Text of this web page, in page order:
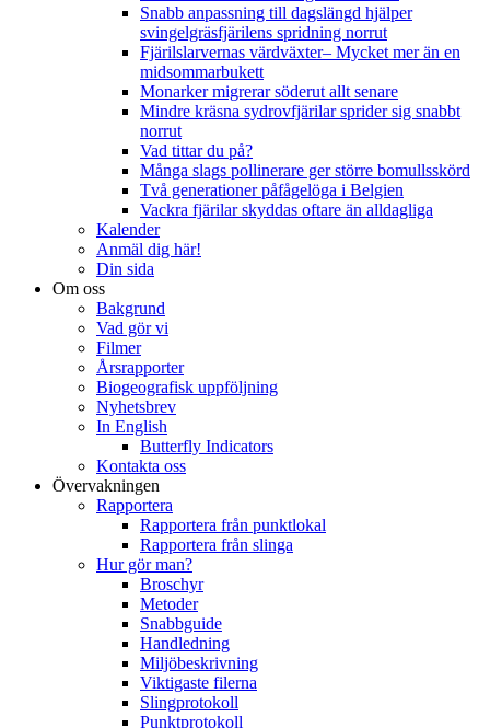
Snabb anpassning till dagslängd hjälper
svingelgräsfjärilens spridning norrut
Fjärilslarvernas värdväxter– Mycket mer än en
midsommarbukett
Monarker migrerar söderut allt senare
Mindre kräsna sydrovfjärilar sprider sig snabbt
norrut
Vad tittar du på?
Många slags pollinerare ger större bomullsskörd
Två generationer påfågelöga i Belgien
Vackra fjärilar skyddas oftare än alldagliga
Kalender
Anmäl dig här!
Din sida
Om oss
Bakgrund
Vad gör vi
Filmer
Årsrapporter
Biogeografisk uppföljning
Nyhetsbrev
In English
Butterfly Indicators
Kontakta oss
Övervakningen
Rapportera
Rapportera från punktlokal
Rapportera från slinga
Hur gör man?
Broschyr
Metoder
Snabbguide
Handledning
Miljöbeskrivning
Viktigaste filerna
Slingprotokoll
Punktprotokoll